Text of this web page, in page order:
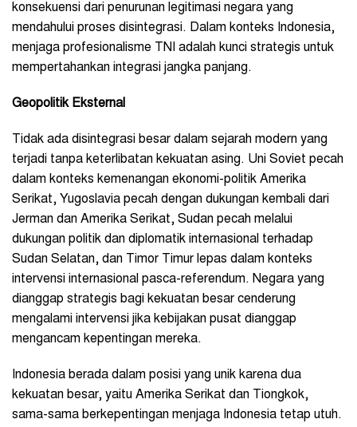
konsekuensi dari penurunan legitimasi negara yang
mendahului proses disintegrasi. Dalam konteks Indonesia,
menjaga profesionalisme TNI adalah kunci strategis untuk
mempertahankan integrasi jangka panjang.
Geopolitik Eksternal
Tidak ada disintegrasi besar dalam sejarah modern yang
terjadi tanpa keterlibatan kekuatan asing. Uni Soviet pecah
dalam konteks kemenangan ekonomi-politik Amerika
Serikat, Yugoslavia pecah dengan dukungan kembali dari
Jerman dan Amerika Serikat, Sudan pecah melalui
dukungan politik dan diplomatik internasional terhadap
Sudan Selatan, dan Timor Timur lepas dalam konteks
intervensi internasional pasca-referendum. Negara yang
dianggap strategis bagi kekuatan besar cenderung
mengalami intervensi jika kebijakan pusat dianggap
mengancam kepentingan mereka.
Indonesia berada dalam posisi yang unik karena dua
kekuatan besar, yaitu Amerika Serikat dan Tiongkok,
sama-sama berkepentingan menjaga Indonesia tetap utuh.